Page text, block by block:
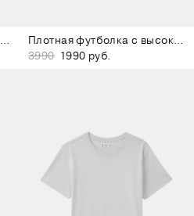
Плотная футболка с широким воротом коричневая
Плотная футболка с высоким воротом тёмно-серая
3990 1990 руб.